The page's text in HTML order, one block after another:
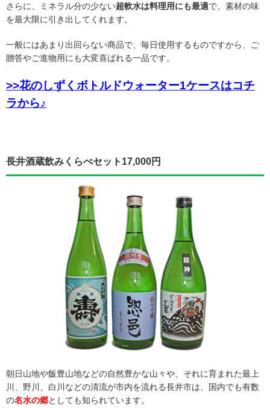
さらに、ミネラル分の少ない超軟水は料理用にも最適で、素材の味
を最大限に引き出してくれます。
一般にはあまり出回らない商品で、毎日使用するものですから、ご
贈答やご進物用にも大変喜ばれる一品です。
>>花のしずくボトルドウォーター1ケースはコチ
ラから♪
長井酒蔵飲みくらべセット17,000円
朝日山地や飯豊山地などの自然豊かな山々や、それに育まれた最上
川、野川、白川などの清流が市内を流れる長井市は、国内でも有数
の名水の郷としても知られています。